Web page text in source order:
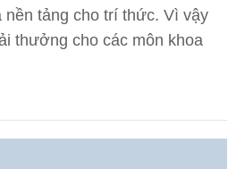
nền tảng cho trí thức. Vì vậy
thưởng cho các môn khoa